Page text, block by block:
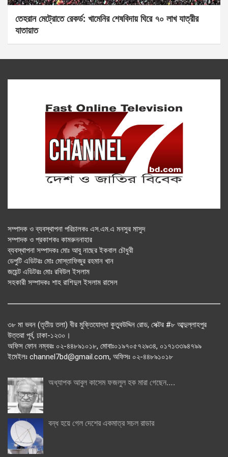
তেহরান মেট্রোতে রেকর্ড: খামেনির শেষবিদায় ঘিরে ৭০ লাখ যাত্রীর
যাতায়াত
সম্পাদক ও ব্যবস্থাপনা পরিচালকঃ এস.এম.এ মনসুর মাসুদ
সম্পাদক ও প্রকাশকঃ কামরুননাহার
ব্যবস্থাপনা সম্পাদকঃ মোঃ আবু নাছের ইকবাল চৌধুরী
ডেপুটি এডিটরঃ মোঃ মোস্তাফিজুর রহমান খান
জয়েন্ট এডিটরঃ মোঃ রবিউল ইসলাম
সহকারী সম্পাদকঃ শাহ রাশিদুল ইসলাম রাসেল
৩৮ মা ভবন (তৃতীয় তলা) বীর মুক্তিযোদ্ধা কুতুবউদ্দিন রোড, সেক্টর #৮ আব্দুল্লাহপুর
উত্তরা পূর্ব, ঢাকা-১২৩০।
অফিস ফোন নম্বরঃ ০২-৪৪৮৯১০১৮, মোবাঃ০১৯৭০৫৭২৯৩৪, ০১৭১৩৩৯৪৭৯৯
ইমেইলঃ channel7bd@gmail.com, অফিসঃ ০২-৪৪৮৯১০১৮
অধ্যাপক আবুল কাসেম ফজলুল হক মারা গেছেন….
বন্ধ হয়ে গেল দেশের একমাত্র সচল রাডার